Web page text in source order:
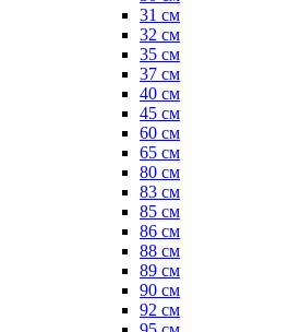
31 см
32 см
35 см
37 см
40 см
45 см
60 см
65 см
80 см
83 см
85 см
86 см
88 см
89 см
90 см
92 см